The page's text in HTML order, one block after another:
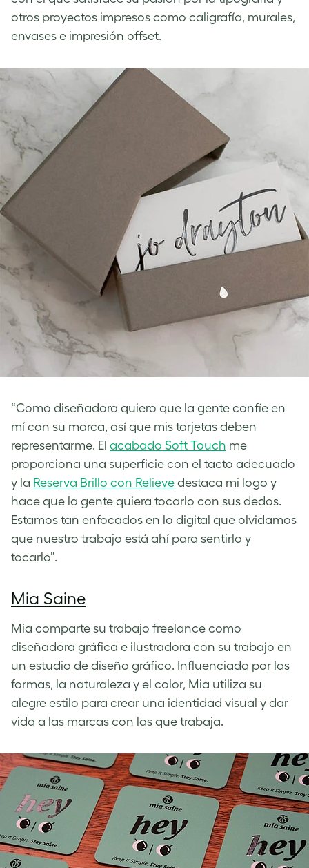
otros proyectos impresos como caligrafía, murales,
envases e impresión offset.
“Como diseñadora quiero que la gente confíe en
mí con su marca, así que mis tarjetas deben
representarme. El acabado Soft Touch me
proporciona una superficie con el tacto adecuado
y la Reserva Brillo con Relieve destaca mi logo y
hace que la gente quiera tocarlo con sus dedos.
Estamos tan enfocados en lo digital que olvidamos
que nuestro trabajo está ahí para sentirlo y
tocarlo”.
Mia Saine
Mia comparte su trabajo freelance como
diseñadora gráfica e ilustradora con su trabajo en
un estudio de diseño gráfico. Influenciada por las
formas, la naturaleza y el color, Mia utiliza su
alegre estilo para crear una identidad visual y dar
vida a las marcas con las que trabaja.